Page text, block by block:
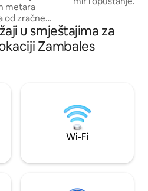
metara
od zračne
i 5 minuta
Duty
na
•Čajna
• Sigurnost 0 -
za kućne
se u nekoliko
oceana kako
povjetarac i riješili
Smještaj Casa
5 sati vožnje od
opušteno
u smještajima za
Zambales
Wi-Fi